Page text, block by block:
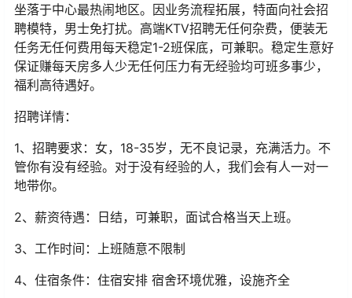
坐落于中心最热闹地区。因业务流程拓展，特面向社会招
聘模特，男士免打扰。高端KTV招聘无任何杂费，便装无
任务无任何费用每天稳定1-2班保底，可兼职。稳定生意好
保证赚每天房多人少无任何压力有无经验均可班多事少，
福利高待遇好。
招聘详情：
1、招聘要求：女，18-35岁，无不良记录，充满活力。不
管你有没有经验。对于没有经验的人，我们会有人一对一
地带你。
2、薪资待遇：日结，可兼职，面试合格当天上班。
3、工作时间：上班随意不限制
4、住宿条件：住宿安排 宿舍环境优雅，设施齐全